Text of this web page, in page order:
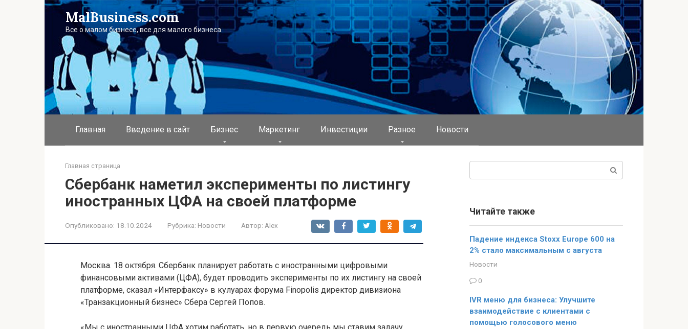
MalBusiness.com
Все о малом бизнесе, все для малого бизнеса.
Главная Введение в сайт Бизнес Маркетинг Инвестиции Разное Новости
Главная страница
Сбербанк наметил эксперименты по листингу
иностранных ЦФА на своей платформе
Опубликовано: 18.10.2024 Рубрика: Новости Автор: Alex
Москва. 18 октября. Сбербанк планирует работать с иностранными цифровыми
финансовыми активами (ЦФА), будет проводить эксперименты по их листингу на своей
платформе, сказал «Интерфаксу» в кулуарах форума Finopolis директор дивизиона
«Транзакционный бизнес» Сбера Сергей Попов.
Читайте также
Падение индекса Stoxx Europe 600 на
2% стало максимальным с августа
Новости
0
IVR меню для бизнеса: Улучшите
взаимодействие с клиентами с
помощью голосового меню